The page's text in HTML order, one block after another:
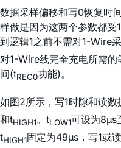
数据采样偏移和写0恢复时
样做是因为这两个参数都
到逻辑1之前不需对1-Wire
对1-Wire线完全充电所需
间(tREC0功能)。
如图2所示，写1时隙和读
和tHIGH1。tLOW1可设为8µs
tHIGH1固定为49µs，写1或